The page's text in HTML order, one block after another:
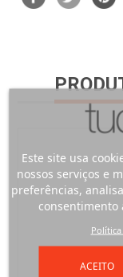
Este site usa
nossos serviços e
preferências,
consentimento
ACEITO